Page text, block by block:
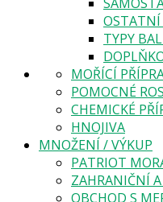
TYPY
MOŘÍCÍ
POMOCNÉ
CHEMICKÉ
HNOJIVA
MNOŽENÍ / VÝKUP
PATRIOT
ZAHRANIČNÍ
OBCHOD S